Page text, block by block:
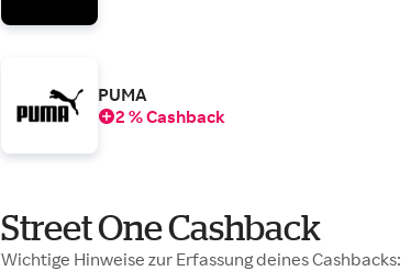
PUMA
2 % Cashback
Street One Cashback
Wichtige Hinweise zur Erfassung deines Cashbacks: